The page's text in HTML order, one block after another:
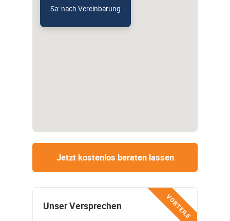
Sa: nach Vereinbarung
Jetzt kostenlos beraten lassen
VORTEILE
Unser Versprechen